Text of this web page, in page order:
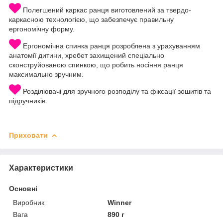
Полегшений каркас ранця виготовлений за твердо-
каркасною технологією, що забезпечує правильну
ергономічну форму.
Ергономічна спинка ранця розроблена з урахуванням
анатомії дитини, хребет захищений спеціально
сконструйованою спинкою, що робить носіння ранця
максимально зручним.
Розділювачі для зручного розподілу та фіксації зошитів та
підручників.
Приховати
Характеристики
Основні
Виробник
Winner
Вага
890 г